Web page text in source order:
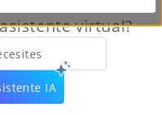
virtual?
IA